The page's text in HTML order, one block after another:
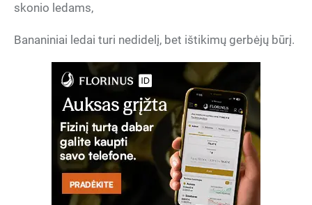
skonio ledams,
Bananiniai ledai turi nedidelį, bet ištikimų gerbėjų būrį.